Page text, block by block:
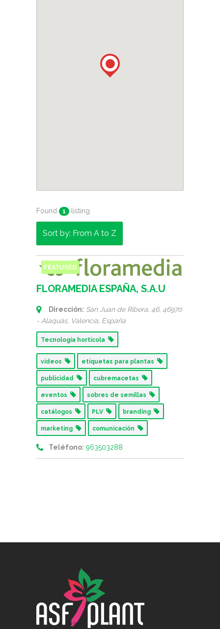
Found 1 listing
Sort by: From A to Z
FEATURED
FLORAMEDIA ESPAÑA, S.A.U
Dirección: San Juan de Ribera, 46, 46970
- Alaquàs, Valencia, España
Tecnología hortícola
vídeos etiquetas para plantas
publicidad cubremacetas
eventos sobres de semillas
catálogos PLV branding
marketing comunicación
Teléfono: 963503288